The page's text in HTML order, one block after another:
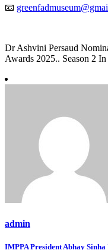
📧
Dr Ashvini Persaud
Awards 2025.. Season 2
admin
IMPPA President Abhay